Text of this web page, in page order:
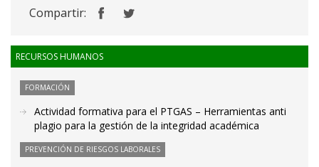
Compartir:
RECURSOS HUMANOS
FORMACIÓN
Actividad formativa para el PTGAS – Herramientas anti
plagio para la gestión de la integridad académica
PREVENCIÓN DE RIESGOS LABORALES